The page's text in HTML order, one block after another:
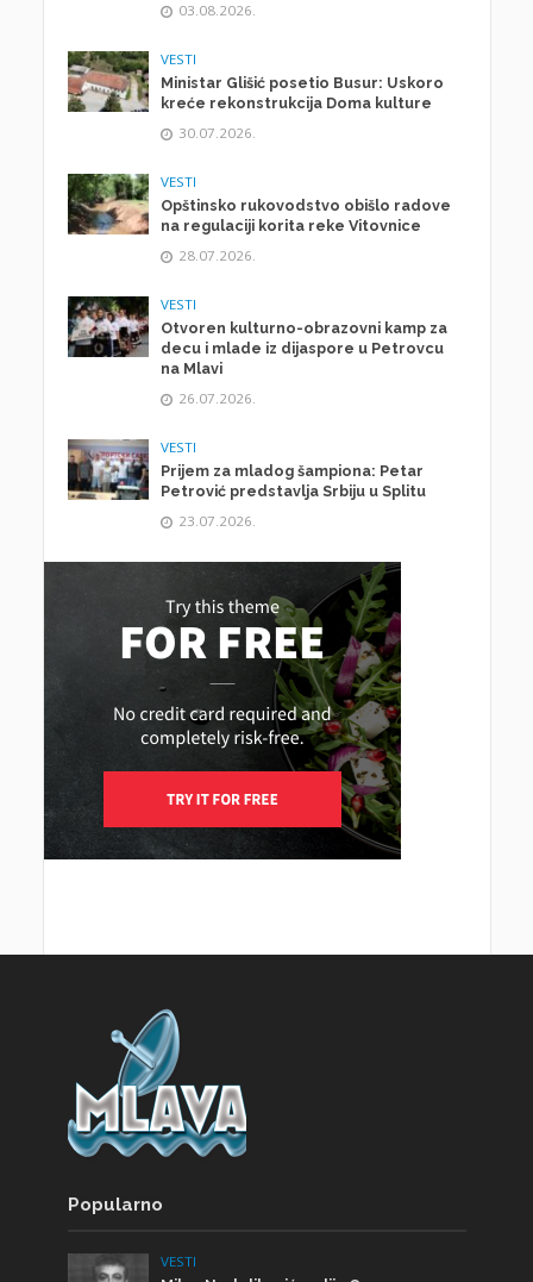
03.08.2026.
VESTI
Ministar Glišić posetio Busur: Uskoro
kreće rekonstrukcija Doma kulture
30.07.2026.
VESTI
Opštinsko rukovodstvo obišlo radove
na regulaciji korita reke Vitovnice
28.07.2026.
VESTI
Otvoren kulturno-obrazovni kamp za
decu i mlade iz dijaspore u Petrovcu
na Mlavi
26.07.2026.
VESTI
Prijem za mladog šampiona: Petar
Petrović predstavlja Srbiju u Splitu
23.07.2026.
Popularno
VESTI